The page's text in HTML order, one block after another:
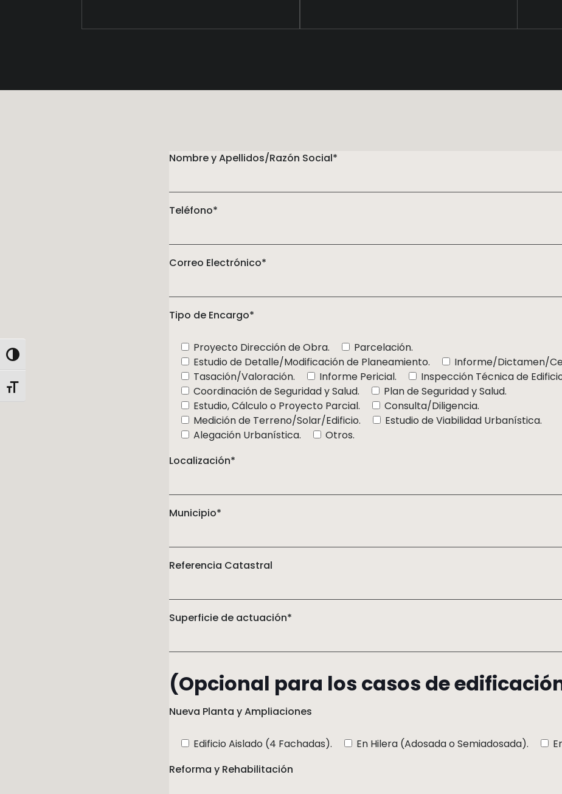
Alternar alto contraste
Alternar tamaño de letra
Nombre y Apellidos/Razón Social*
Teléfono*
Correo Electrónico*
Tipo de Encargo*
Proyecto Dirección de Obra.
Parcelación.
Estudio de Detalle/Modificación de Planeamiento.
Informe/Dictamen/
Tasación/Valoración.
Informe Pericial.
Inspección Técnica de
Coordinación de Seguridad y Salud.
Plan de Seguridad y Salud.
Estudio, Cálculo o Proyecto Parcial.
Consulta/Diligencia.
Medición de Terreno/Solar/Edificio.
Estudio de Viabilidad Urbanística.
Alegación Urbanística.
Otros.
Localización*
Municipio*
Referencia Catastral
Superficie de actuación*
(Opcional para los casos de
Nueva Planta y Ampliaciones
Edificio Aislado (4 Fachadas). En Hilera (Adosada o Semiadosada).
Reforma y Rehabilitación